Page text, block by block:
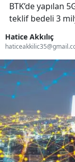
BTK’de yapılan
teklif bedeli 3
Hatice Akkılıç